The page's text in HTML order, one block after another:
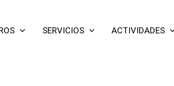
SERVICIOS ACTIVIDADES